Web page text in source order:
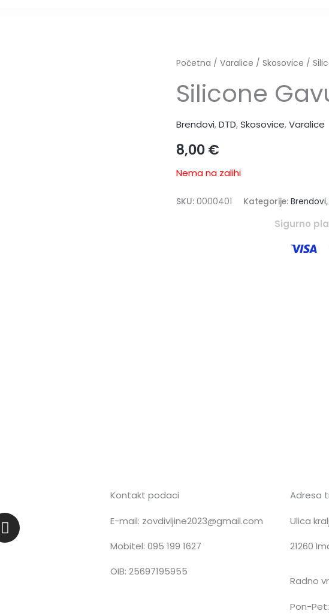
Početna / Varalice / Skosovice /
Silicone
Brendovi,DTD,Skosovice,Varalice
8,00€
Nema na zalihi
SKU: 0000401 Kategorije: Brendovi,
Sigurno
I
n
s
Kontakt podaci
E-mail: zovdivljine2023@gmail.com
Mobitel: 095 199 1627
OIB: 25697195955
Adresa
Ulica
21260
Radno
Pon-